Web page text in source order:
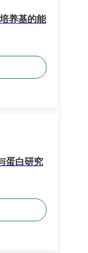
养基的能
蛋白研究